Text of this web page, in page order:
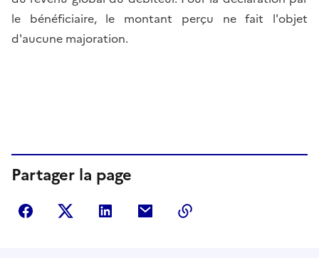
le bénéficiaire, le montant perçu ne fait l'objet
d'aucune majoration.
Partager la page
Partager sur Facebook
Partager sur Twitter
Partager sur LinkedIn
Partager par courriel